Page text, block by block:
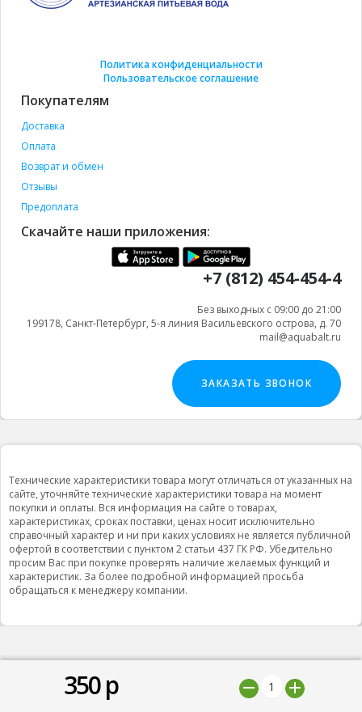
350р
Политика конфиденциальности
Пользовательское соглашение
Покупателям
Доставка
Оплата
Возврат и обмен
Отзывы
Предоплата
Скачайте наши приложения:
+7 (812) 454-454-4
Без выходных с 09:00 до 21:00
199178, Санкт-Петербург, 5-я линия Васильевского острова, д. 70
mail@aquabalt.ru
ЗАКАЗАТЬ ЗВОНОК
Технические характеристики товара могут отличаться от указанных на
сайте, уточняйте технические характеристики товара на момент
покупки и оплаты. Вся информация на сайте о товарах,
характеристиках, сроках поставки, ценах носит исключительно
справочный характер и ни при каких условиях не является публичной
офертой в соответствии с пунктом 2 статьи 437 ГК РФ. Убедительно
просим Вас при покупке проверять наличие желаемых функций и
характеристик. За более подробной информацией просьба
обращаться к менеджеру компании.
© 2019 ООО "Природная вода”, Все права защищены